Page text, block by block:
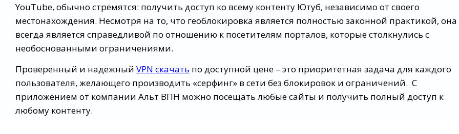
YouTube, обычно стремятся: получить доступ ко всему контенту Ютуб, независимо от своего
местонахождения. Несмотря на то, что геоблокировка является полностью законной практикой, она
всегда является справедливой по отношению к посетителям порталов, которые столкнулись с
необоснованными ограничениями.
Проверенный и надежный VPN скачать по доступной цене – это приоритетная задача для каждого
пользователя, желающего производить «серфинг» в сети без блокировок и ограничений. С
приложением от компании Альт ВПН можно посещать любые сайты и получить полный доступ к
любому контенту.